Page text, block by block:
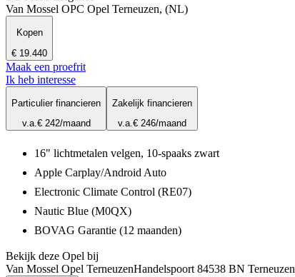
Van Mossel OPC Opel Terneuzen, (NL)
Kopen
€ 19.440
Maak een proefrit
Ik heb interesse
Particulier financieren
v.a.€ 242/maand
Zakelijk financieren
v.a.€ 246/maand
16" lichtmetalen velgen, 10-spaaks zwart
Apple Carplay/Android Auto
Electronic Climate Control (RE07)
Nautic Blue (M0QX)
BOVAG Garantie (12 maanden)
Bekijk deze Opel bij
Van Mossel Opel TerneuzenHandelspoort 84538 BN Terneuzen